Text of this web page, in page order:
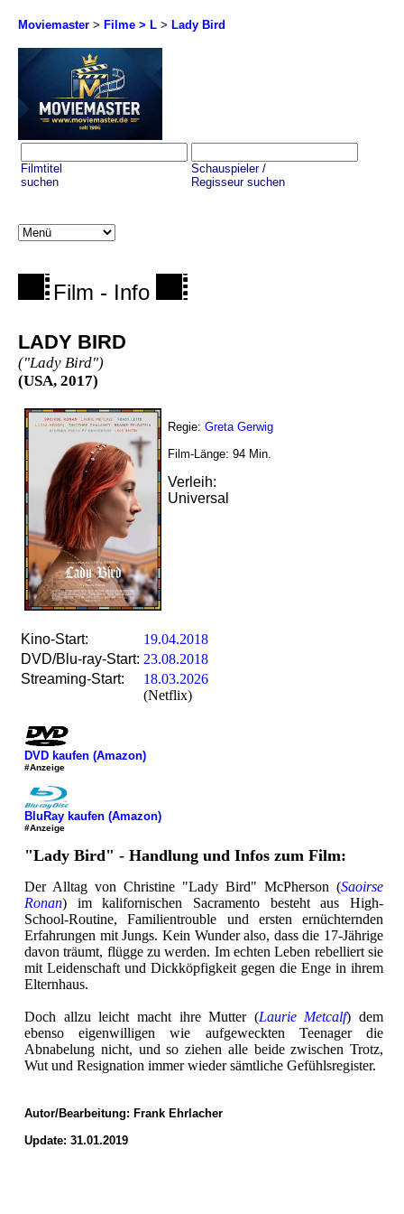
Moviemaster > Filme > L > Lady Bird
Filmtitel
suchen
Schauspieler /
Regisseur suchen
Film - Info
LADY BIRD
("Lady Bird")
(USA, 2017)
Regie: Greta Gerwig
Film-Länge: 94 Min.
Verleih:
Universal
Kino-Start:
19.04.2018
DVD/Blu-ray-Start: 23.08.2018
Streaming-Start:
18.03.2026
(Netflix)
DVD kaufen (Amazon)
#Anzeige
BluRay kaufen (Amazon)
#Anzeige
"Lady Bird" - Handlung und Infos zum Film:
Der Alltag von Christine "Lady Bird" McPherson (Saoirse
Ronan) im kalifornischen Sacramento besteht aus High-
School-Routine, Familientrouble und ersten ernüchternden
Erfahrungen mit Jungs. Kein Wunder also, dass die 17-Jährige
davon träumt, flügge zu werden. Im echten Leben rebelliert sie
mit Leidenschaft und Dickköpfigkeit gegen die Enge in ihrem
Elternhaus.
Doch allzu leicht macht ihre Mutter (Laurie Metcalf) dem
ebenso eigenwilligen wie aufgeweckten Teenager die
Abnabelung nicht, und so ziehen alle beide zwischen Trotz,
Wut und Resignation immer wieder sämtliche Gefühlsregister.
Autor/Bearbeitung: Frank Ehrlacher
Update: 31.01.2019